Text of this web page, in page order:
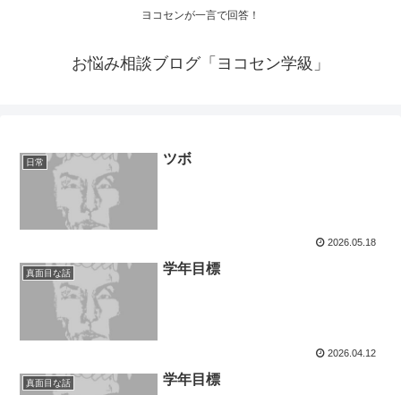
ヨコセンが一言で回答！
お悩み相談ブログ「ヨコセン学級」
日常 ツボ
2026.05.18
真面目な話 学年目標
2026.04.12
真面目な話 学年目標